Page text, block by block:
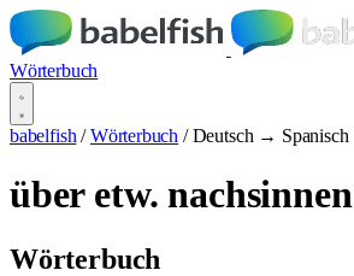
Wörterbuch
babelfish / Wörterbuch / Deutsch → Spanisch
über etw. nachsinnen
Wörterbuch